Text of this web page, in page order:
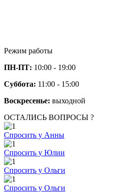
Режим работы
ПН-ПТ: 10:00 - 19:00
Суббота: 11:00 - 15:00
Воскресенье: выходной
ОСТАЛИСЬ ВОПРОСЫ ?
Спросить у Анны
Спросить у Юлии
Спросить у Ольги
Спросить у Ольги